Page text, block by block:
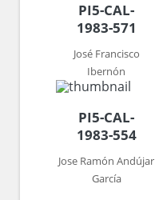
PI5-CAL-
1983-571
José Francisco
Ibernón
PI5-CAL-
1983-554
Jose Ramón Andújar
García